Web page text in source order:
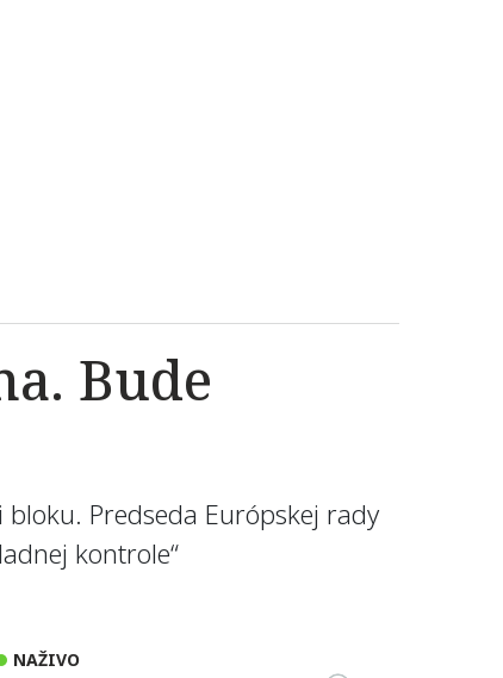
Bude
Predseda Európskej rady
kontrole“
NAŽIVO